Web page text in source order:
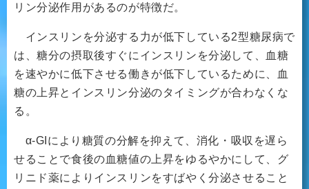
リン分泌作用があるのが特徴だ。
インスリンを分泌する力が低下している2型糖尿病で
は、糖分の摂取後すぐにインスリンを分泌して、血糖
を速やかに低下させる働きが低下しているために、血
糖の上昇とインスリン分泌のタイミングが合わなくな
る。
α-GIにより糖質の分解を抑えて、消化・吸収を遅ら
せることで食後の血糖値の上昇をゆるやかにして、グ
リニド薬によりインスリンをすばやく分泌させること